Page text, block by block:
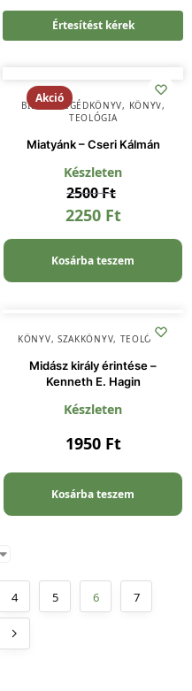
Értesítést kérek
Akció
BIBLIAI SEGÉDKÖNYV, KÖNYV,
TEOLÓGIA
Miatyánk – Cseri Kálmán
Készleten
2500Ft
2250 Ft
Kosárba teszem
KÖNYV, SZAKKÖNYV, TEOLÓGIA
Midász király érintése –
Kenneth E. Hagin
Készleten
1950 Ft
Kosárba teszem
4 5 6 7